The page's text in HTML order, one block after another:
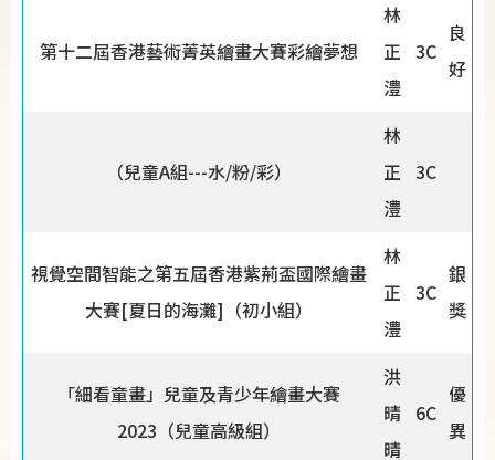
第十二屆香港藝術菁英繪畫大賽彩繪夢想
林
正
澧
3C
良
好
（兒童A組---水/粉/彩）
林
正
澧
3C
視覺空間智能之第五屆香港紫荊盃國際繪畫
大賽[夏日的海灘]（初小組）
林
正
澧
3C
銀
獎
「細看童畫」兒童及青少年繪畫大賽
2023（兒童高級組）
洪
晴
晴
6C
優
異